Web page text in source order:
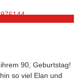
90, Geburtstag!
so viel Elan und